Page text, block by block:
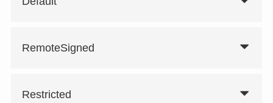
RemoteSigned
Restricted